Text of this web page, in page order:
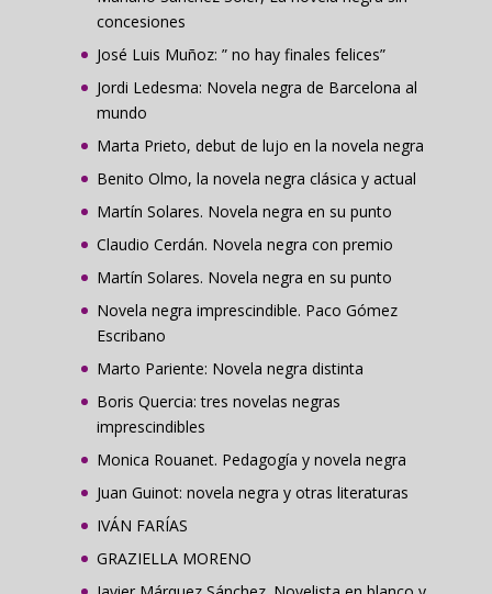
concesiones
José Luis Muñoz: ” no hay finales felices”
Jordi Ledesma: Novela negra de Barcelona al
mundo
Marta Prieto, debut de lujo en la novela negra
Benito Olmo, la novela negra clásica y actual
Martín Solares. Novela negra en su punto
Claudio Cerdán. Novela negra con premio
Martín Solares. Novela negra en su punto
Novela negra imprescindible. Paco Gómez
Escribano
Marto Pariente: Novela negra distinta
Boris Quercia: tres novelas negras
imprescindibles
Monica Rouanet. Pedagogía y novela negra
Juan Guinot: novela negra y otras literaturas
IVÁN FARÍAS
GRAZIELLA MORENO